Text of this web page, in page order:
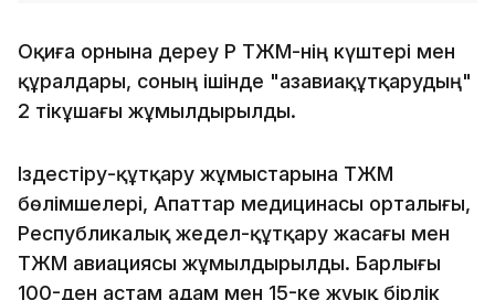
Оқиға орнына дереу ҚР ТЖМ-нің күштері мен
құралдары, соның ішінде "Қазавиақұтқарудың"
2 тікұшағы жұмылдырылды.
Іздестіру-құтқару жұмыстарына ТЖМ
бөлімшелері, Апаттар медицинасы орталығы,
Республикалық жедел-құтқару жасағы мен
ТЖМ авиациясы жұмылдырылды. Барлығы
100-ден астам адам мен 15-ке жуық бірлік